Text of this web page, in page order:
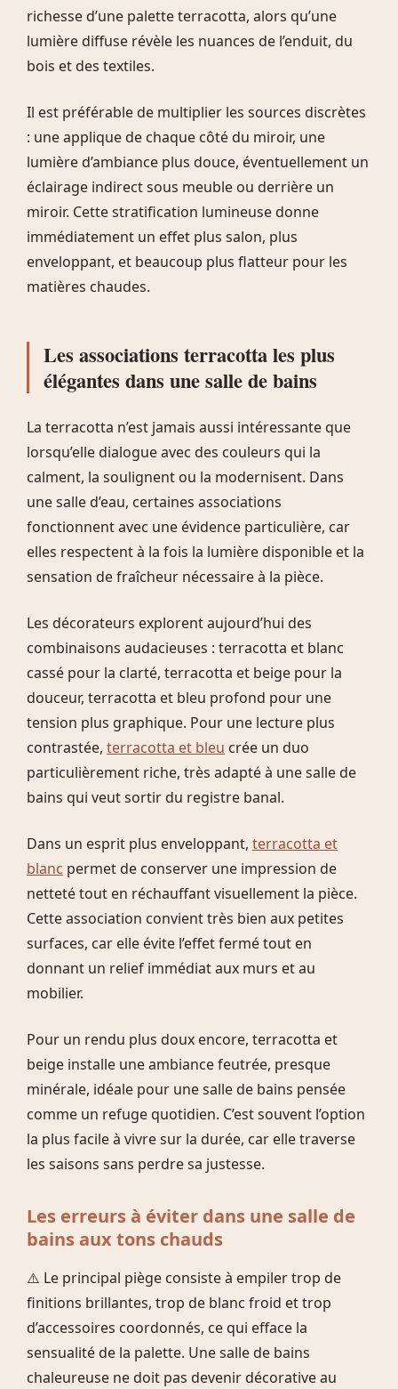
richesse d’une palette terracotta, alors qu’une
lumière diffuse révèle les nuances de l’enduit, du
bois et des textiles.
Il est préférable de multiplier les sources discrètes
: une applique de chaque côté du miroir, une
lumière d’ambiance plus douce, éventuellement un
éclairage indirect sous meuble ou derrière un
miroir. Cette stratification lumineuse donne
immédiatement un effet plus salon, plus
enveloppant, et beaucoup plus flatteur pour les
matières chaudes.
Les associations terracotta les plus
élégantes dans une salle de bains
La terracotta n’est jamais aussi intéressante que
lorsqu’elle dialogue avec des couleurs qui la
calment, la soulignent ou la modernisent. Dans
une salle d’eau, certaines associations
fonctionnent avec une évidence particulière, car
elles respectent à la fois la lumière disponible et la
sensation de fraîcheur nécessaire à la pièce.
Les décorateurs explorent aujourd’hui des
combinaisons audacieuses : terracotta et blanc
cassé pour la clarté, terracotta et beige pour la
douceur, terracotta et bleu profond pour une
tension plus graphique. Pour une lecture plus
contrastée, terracotta et bleu crée un duo
particulièrement riche, très adapté à une salle de
bains qui veut sortir du registre banal.
Dans un esprit plus enveloppant, terracotta et
blanc permet de conserver une impression de
netteté tout en réchauffant visuellement la pièce.
Cette association convient très bien aux petites
surfaces, car elle évite l’effet fermé tout en
donnant un relief immédiat aux murs et au
mobilier.
Pour un rendu plus doux encore, terracotta et
beige installe une ambiance feutrée, presque
minérale, idéale pour une salle de bains pensée
comme un refuge quotidien. C’est souvent l’option
la plus facile à vivre sur la durée, car elle traverse
les saisons sans perdre sa justesse.
Les erreurs à éviter dans une salle de
bains aux tons chauds
⚠️ Le principal piège consiste à empiler trop de
finitions brillantes, trop de blanc froid et trop
d’accessoires coordonnés, ce qui efface la
sensualité de la palette. Une salle de bains
chaleureuse ne doit pas devenir décorative au